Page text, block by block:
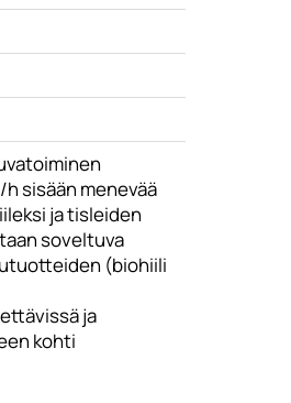
sisään menevää
ja tisleiden
soveltuva
(biohiili
ja
kohti